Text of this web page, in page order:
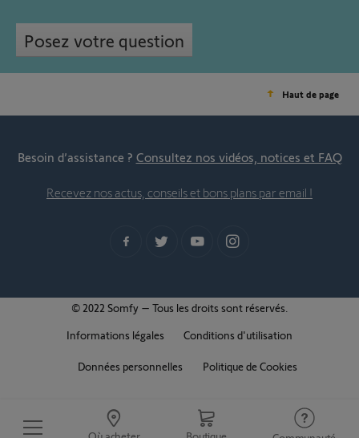
Posez votre question
Haut de page
Besoin d’assistance ? Consultez nos vidéos, notices et FAQ
Recevez nos actus, conseils et bons plans par email !
© 2022 Somfy – Tous les droits sont réservés.
Informations légales
Conditions d'utilisation
Données personnelles Politique de Cookies